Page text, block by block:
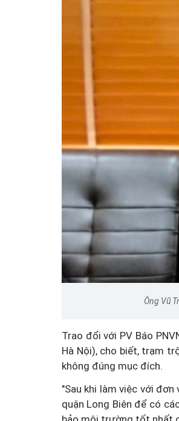
Ông Vũ
Trao đổi với PV Báo
Hà Nội), cho biết, trạm
không đúng mục đích.
"Sau khi làm việc với
quận Long Biên để có